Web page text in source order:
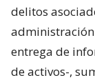
delitos
entrega de
de activos-,